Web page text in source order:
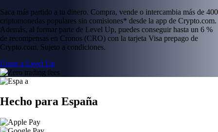
Saca más partido a tu dinero. Compra, vende o intercambia más de 400
criptomonedas populares sin comisiones* desde la app de Crypto.com.
Además, al formar parte de Level Up, puedes conseguir hasta un 6 %
de recompensas en Cronos (CRO) con la tarjeta Visa prepago de
Crypto.com. Sujeto a condiciones.
Únete a Level Up
Hecho para España